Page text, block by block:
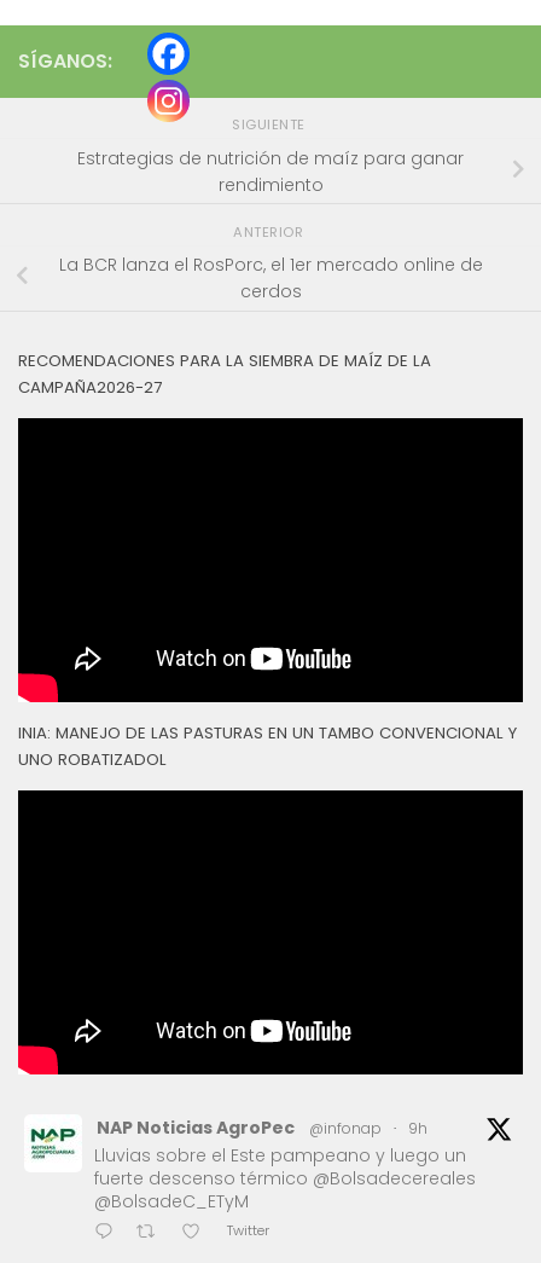
SÍGANOS:
SIGUIENTE
Estrategias de nutrición de maíz para ganar
rendimiento
ANTERIOR
La BCR lanza el RosPorc, el 1er mercado online de
cerdos
RECOMENDACIONES PARA LA SIEMBRA DE MAÍZ DE LA
CAMPAÑA2026-27
INIA: MANEJO DE LAS PASTURAS EN UN TAMBO CONVENCIONAL Y
UNO ROBATIZADOL
NAP Noticias AgroPec @infonap · 9h
Lluvias sobre el Este pampeano y luego un
fuerte descenso térmico @Bolsadecereales
@BolsadeC_ETyM
Twitter